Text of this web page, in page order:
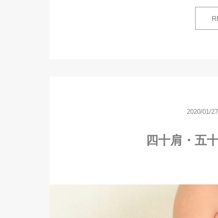
2020/01/27
四十肩・五